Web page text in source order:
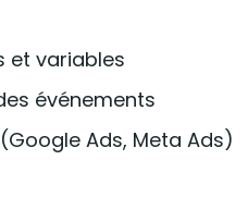
et variables
événements
Ads, Meta Ads)